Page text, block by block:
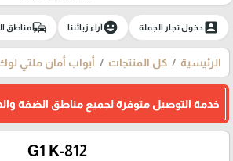
account_boxدخول تجار الجملة emoji_emotionsآراء زبائننا commuteمناطق
الرئيسية كل المنتجات أبواب أمان ملتي
خدمة التوصيل متوفرة لجميع مناطق الضفة
G1 K-812